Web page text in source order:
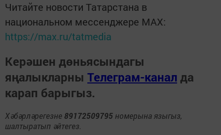
Читайте новости Татарстана в
национальном мессенджере MАХ:
https://max.ru/tatmedia
Керәшен дөньясындагы
яңалыкларны Телеграм-канал да
карап барыгыз.
Хәбәрләрегезне 89172509795 номерына языгыз,
шалтыратып әйтегез.